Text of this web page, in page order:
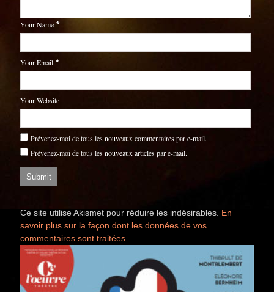
Your Name *
Your Email *
Your Website
Prévenez-moi de tous les nouveaux commentaires par e-mail.
Prévenez-moi de tous les nouveaux articles par e-mail.
Ce site utilise Akismet pour réduire les indésirables. En
savoir plus sur la façon dont les données de vos
commentaires sont traitées